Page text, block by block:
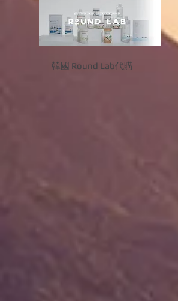
韓國 Round Lab代購